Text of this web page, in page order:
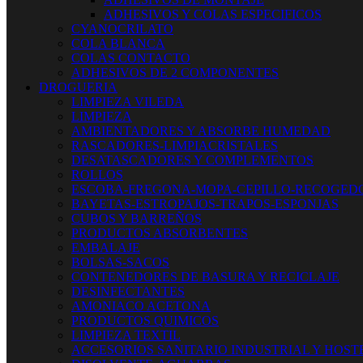
ADHESIVOS Y COLAS ESPECIFICOS
CYANOCRILATO
COLA BLANCA
COLAS CONTACTO
ADHESIVOS DE 2 COMPONENTES
DROGUERIA
LIMPIEZA VILEDA
LIMPIEZA
AMBIENTADORES Y ABSORBE HUMEDAD
RASCADORES-LIMPIACRISTALES
DESATASCADORES Y COMPLEMENTOS
ROLLOS
ESCOBA-FREGONA-MOPA-CEPILLO-
BAYETAS-ESTROPAJOS-TRAPOS-ESPONJAS
CUBOS Y BARREÑOS
PRODUCTOS ABSORBENTES
EMBALAJE
BOLSAS-SACOS
CONTENEDORES DE BASURA Y RECICLAJE
DESINFECTANTES
AMONIACO ACETONA
PRODUCTOS QUIMICOS
LIMPIEZA TEXTIL
ACCESORIOS SANITARIO INDUSTRIAL Y